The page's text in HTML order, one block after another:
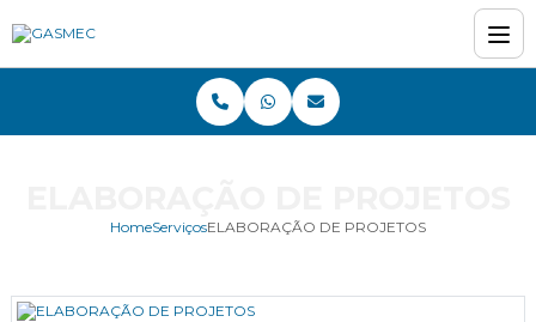
HomeServiçosELABORAÇÃO DE PROJETOS